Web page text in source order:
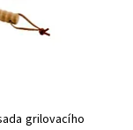
grilovacího